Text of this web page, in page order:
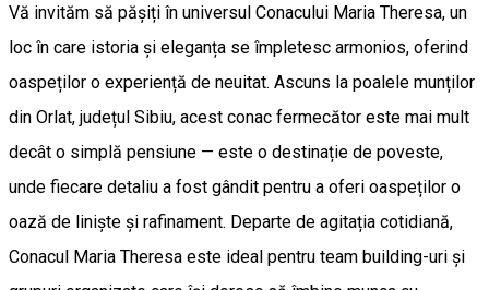
Vă invităm să pășiți în universul Conacului Maria Theresa, un
loc în care istoria și eleganța se împletesc armonios, oferind
oaspeților o experiență de neuitat. Ascuns la poalele munților
din Orlat, județul Sibiu, acest conac fermecător este mai mult
decât o simplă pensiune — este o destinație de poveste,
unde fiecare detaliu a fost gândit pentru a oferi oaspeților o
oază de liniște și rafinament. Departe de agitația cotidiană,
Conacul Maria Theresa este ideal pentru team building-uri și